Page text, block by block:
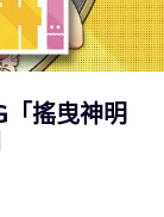
「搖曳神明